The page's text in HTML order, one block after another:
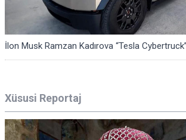
İlon Musk Ramzan Kadırova “Tesla
Xüsusi Reportaj